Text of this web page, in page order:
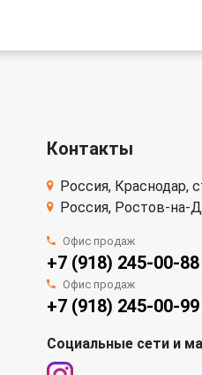
Контакты
Россия, Краснодар,
Россия, Ростов-на-
Офис продаж
+7 (918) 245-00-88
Офис продаж
+7 (918) 245-00-99
Социальные сети и